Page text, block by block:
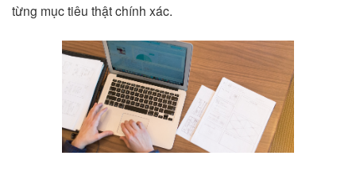
từng mục tiêu thật chính xác.